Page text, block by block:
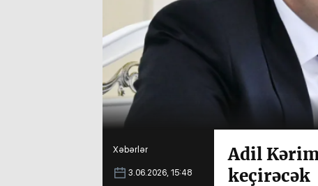
Xəbərlər
3.06.2026, 15:48
Adil
keçirəcək